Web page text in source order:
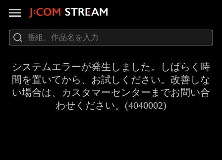
システムエラーが発生しました。しばらく時
間を置いてから、お試しください。改善しな
い場合は、カスタマーセンターまでお問い合
わせください。(4040002)